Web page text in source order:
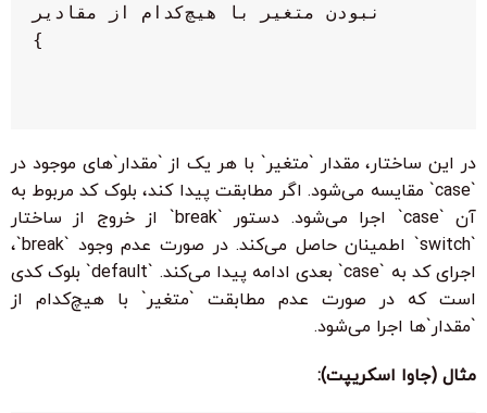
در این ساختار، مقدار `متغیر` با هر یک از `مقدار`های موجود در
`case` مقایسه می‌شود. اگر مطابقت پیدا کند، بلوک کد مربوط به
آن `case` اجرا می‌شود. دستور `break` از خروج از ساختار
`switch` اطمینان حاصل می‌کند. در صورت عدم وجود `break`،
اجرای کد به `case` بعدی ادامه پیدا می‌کند. `default` بلوک کدی
است که در صورت عدم مطابقت `متغیر` با هیچ‌کدام از
`مقدار`ها اجرا می‌شود.
مثال (جاوا اسکریپت):